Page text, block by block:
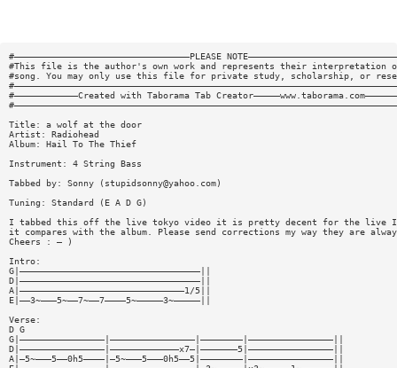
#—————————————————————————————————PLEASE
#This file is the author's own work and represents their interpretation
#song. You may only use this file for private study, scholarship, or
#————————————Created with Taborama Tab
Title: a wolf at the door
Artist: Radiohead
Album: Hail To The Thief
Instrument: 4 String Bass
Tabbed by: Sonny ( stupidsonny@yahoo.com)
Tuning: Standard (E A D G)
I tabbed this off the live tokyo video it is pretty decent for the live I
it compares with the album. Please send corrections my way they are
Cheers : — )
Intro:
G|——————————————————————————————————||
D|——————————————————————————————————||
A|———————————————————————————————1/5||
E|——3~———5~——7~——7————5~—————3~—————||
Verse:
D G
G|————————————————|————————————————|————————|————————————————||
D|————————————————|—————————————x7—|———————5|————————————————||
A|—5~———5——0h5————|—5~———5———0h5——5|————————|————————————————||